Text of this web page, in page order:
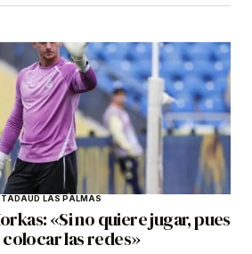
UD LAS PALMAS
«Si no quiere jugar, pues
las redes»